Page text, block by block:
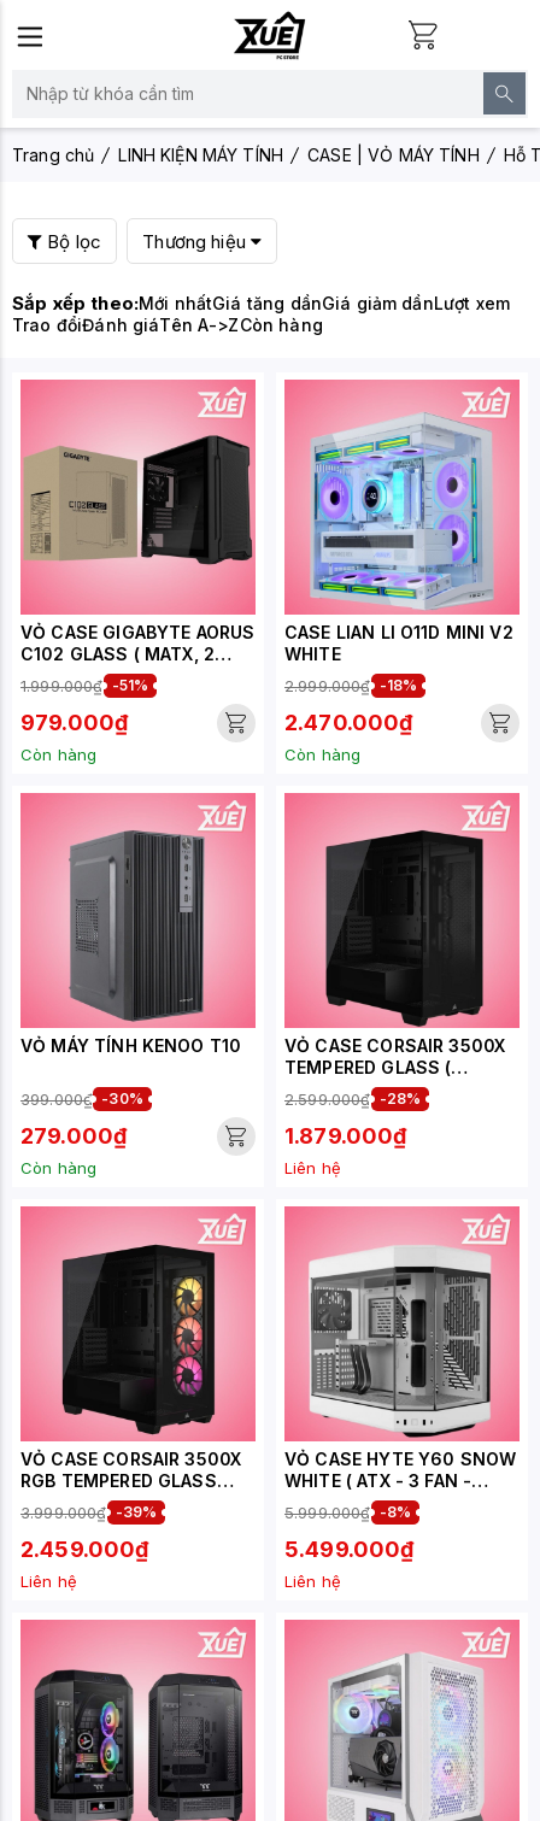
Trang chủ LINH KIỆN MÁY TÍNH CASE | VỎ MÁY TÍNH Hỗ
Bộ lọc Thương hiệu
Sắp xếp theo:Mới nhấtGiá tăng dầnGiá giảm dầnLượt xem
Trao đổiĐánh giáTên A->ZCòn hàng
VỎ CASE GIGABYTE AORUS
C102 GLASS ( MATX, 2
FAN, MÀU ĐEN)
1.999.000₫ -51%
979.000₫
Còn hàng
CASE LIAN LI O11D MINI V2
WHITE
2.999.000₫ -18%
2.470.000₫
Còn hàng
VỎ MÁY TÍNH KENOO T10
399.000₫ -30%
279.000₫
Còn hàng
VỎ CASE CORSAIR 3500X
TEMPERED GLASS (
MIDTOWER - BLACK) ( CC-
9011276-WW )
2.599.000₫ -28%
1.879.000₫
Liên hệ
VỎ CASE CORSAIR 3500X
RGB TEMPERED GLASS
(MID-TOWER, BLACK, 3
FAN ) CC-9011278-WW
3.999.000₫ -39%
2.459.000₫
Liên hệ
VỎ CASE HYTE Y60 SNOW
WHITE ( ATX - 3 FAN -
CABLE PCIE 4.0 )
5.999.000₫ -8%
5.499.000₫
Liên hệ